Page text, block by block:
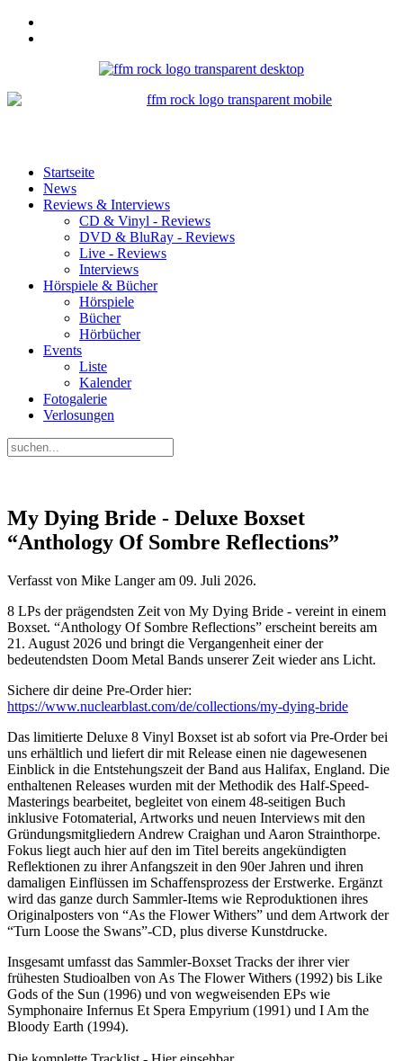
Startseite
News
Reviews & Interviews
CD & Vinyl - Reviews
DVD & BluRay - Reviews
Live - Reviews
Interviews
Hörspiele & Bücher
Hörspiele
Bücher
Hörbücher
Events
Liste
Kalender
Fotogalerie
Verlosungen
My Dying Bride - Deluxe Boxset
“Anthology Of Sombre Reflections”
Verfasst von Mike Langer am 09. Juli 2026.
8 LPs der prägendsten Zeit von My Dying Bride - vereint in einem
Boxset. “Anthology Of Sombre Reflections” erscheint bereits am
21. August 2026 und bringt die Vergangenheit einer der
bedeutendsten Doom Metal Bands unserer Zeit wieder ans Licht.
Sichere dir deine Pre-Order hier:
https://www.nuclearblast.com/de/collections/my-dying-bride
Das limitierte Deluxe 8 Vinyl Boxset ist ab sofort via Pre-Order bei
uns erhältlich und liefert dir mit Release einen nie dagewesenen
Einblick in die Entstehungszeit der Band aus Halifax, England. Die
enthaltenen Releases wurden mit der Methodik des Half-Speed-
Masterings bearbeitet, begleitet von einem 48-seitigen Buch
inklusive Fotomaterial, Artworks und neuen Interviews mit den
Gründungsmitgliedern Andrew Craighan und Aaron Strainthorpe.
Fokus liegt auch hier auf den im Titel bereits angekündigten
Reflektionen zu ihrer Anfangszeit in den 90er Jahren und ihren
damaligen Einflüssen im Schaffensprozess der Erstwerke. Ergänzt
wird das ganze durch Sammler-Items wie Reproduktionen ihres
Originalposters von “As the Flower Withers” und dem Artwork der
“Turn Loose the Swans”-CD, plus diverse Kunstdrucke.
Insgesamt umfasst das Sammler-Boxset Tracks der ihrer vier
frühesten Studioalben von As The Flower Withers (1992) bis Like
Gods of the Sun (1996) und von wegweisenden EPs wie
Symphonaire Infernus Et Spera Empyrium (1991) und I Am the
Bloody Earth (1994).